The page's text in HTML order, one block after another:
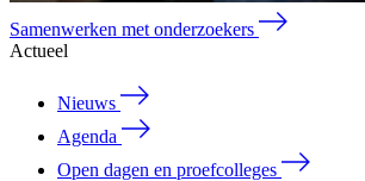
Samenwerken met onderzoekers
Actueel
Nieuws
Agenda
Open dagen en proefcolleges